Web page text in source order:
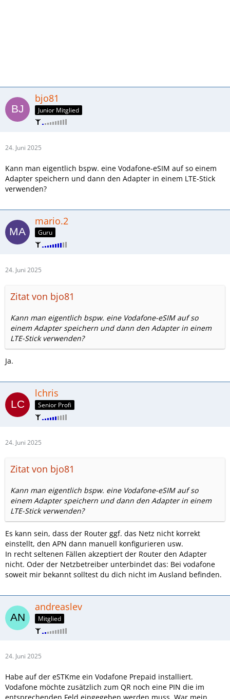
bjo81
Junior Mitglied
24. Juni 2025
Kann man eigentlich bspw. eine Vodafone-eSIM auf so einem
Adapter speichern und dann den Adapter in einem LTE-Stick
verwenden?
mario.2
Guru
24. Juni 2025
Zitat von bjo81
Kann man eigentlich bspw. eine Vodafone-eSIM auf so
einem Adapter speichern und dann den Adapter in einem
LTE-Stick verwenden?
Ja.
lchris
Senior Profi
24. Juni 2025
Zitat von bjo81
Kann man eigentlich bspw. eine Vodafone-eSIM auf so
einem Adapter speichern und dann den Adapter in einem
LTE-Stick verwenden?
Es kann sein, dass der Router ggf. das Netz nicht korrekt
einstellt, den APN dann manuell konfigurieren usw.
In recht seltenen Fällen akzeptiert der Router den Adapter
nicht. Oder der Netzbetreiber unterbindet das: Bei vodafone
soweit mir bekannt solltest du dich nicht im Ausland befinden.
andreaslev
Mitglied
24. Juni 2025
Habe auf der eSTKme ein Vodafone Prepaid installiert.
Vodafone möchte zusätzlich zum QR noch eine PIN die im